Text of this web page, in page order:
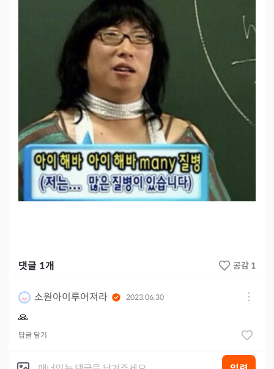
댓글 1개 공감 1
소원아이루어져라 2023.06.30
🙏
답글 달기